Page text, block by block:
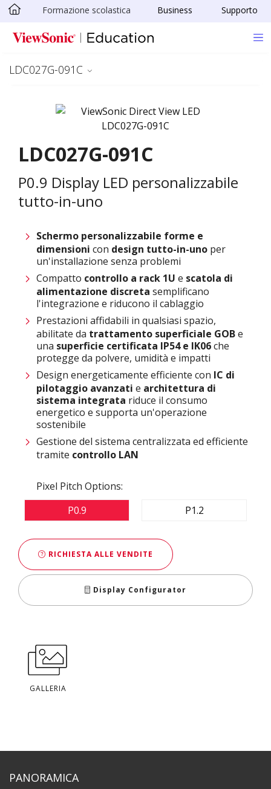
Skip to main content
Formazione scolastica Business Supporto
LDC027G-091C
LDC027G-091C
P0.9 Display LED personalizzabile
tutto-in-uno
Schermo personalizzabile forme e
dimensioni con design tutto-in-uno per
un'installazione senza problemi
Compatto controllo a rack 1U e scatola di
alimentazione discreta semplificano
l'integrazione e riducono il cablaggio
Prestazioni affidabili in qualsiasi spazio,
abilitate da trattamento superficiale GOBe
una superficie certificata IP54 e IK06che
protegge da polvere, umidità e impatti
Design energeticamente efficiente con IC di
pilotaggio avanzati e architettura di
sistema integrata riduce il consumo
energetico e supporta un'operazione
sostenibile
Gestione del sistema centralizzata ed efficiente
tramite controllo LAN
Pixel Pitch Options:
P0.9
P1.2
RICHIESTA ALLE VENDITE
Display Configurator
GALLERIA
PANORAMICA